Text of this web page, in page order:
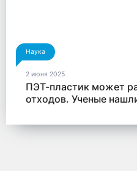
Наука
2 июня 2025
ПЭТ-пластик может
отходов. Ученые